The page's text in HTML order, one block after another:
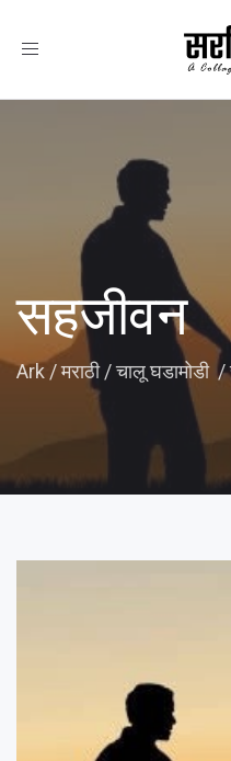
Toggle
सहजीवन
Ark /मराठी/चालू घडामोडी /